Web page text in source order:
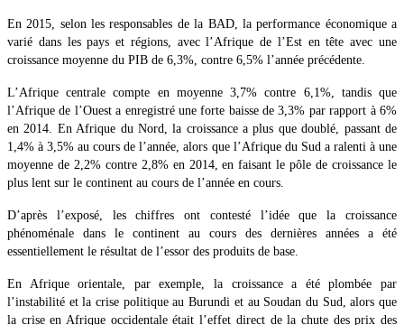
En 2015, selon les responsables de la BAD, la performance économique a
varié dans les pays et régions, avec l’Afrique de l’Est en tête avec une
croissance moyenne du PIB de 6,3%, contre 6,5% l’année précédente.
L’Afrique centrale compte en moyenne 3,7% contre 6,1%, tandis que
l’Afrique de l’Ouest a enregistré une forte baisse de 3,3% par rapport à 6%
en 2014. En Afrique du Nord, la croissance a plus que doublé, passant de
1,4% à 3,5% au cours de l’année, alors que l’Afrique du Sud a ralenti à une
moyenne de 2,2% contre 2,8% en 2014, en faisant le pôle de croissance le
plus lent sur le continent au cours de l’année en cours.
D’après l’exposé, les chiffres ont contesté l’idée que la croissance
phénoménale dans le continent au cours des dernières années a été
essentiellement le résultat de l’essor des produits de base.
En Afrique orientale, par exemple, la croissance a été plombée par
l’instabilité et la crise politique au Burundi et au Soudan du Sud, alors que
la crise en Afrique occidentale était l’effet direct de la chute des prix des